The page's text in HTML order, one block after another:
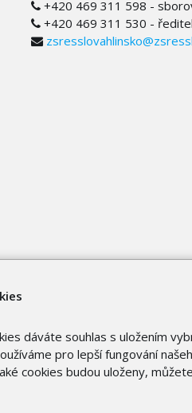
+420 469 311 598 -
+420 469 311 530 -
dáváte souhlas s uložením
pro lepší fungování
cookies budou uloženy,